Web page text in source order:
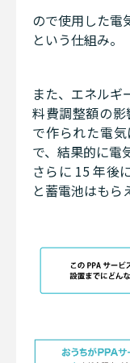
ので使用した電
という仕組み。
また、エネルギ
料費調整額の
で作られた電
で、結果的に電
さらに 15 年後
と蓄電池はもら